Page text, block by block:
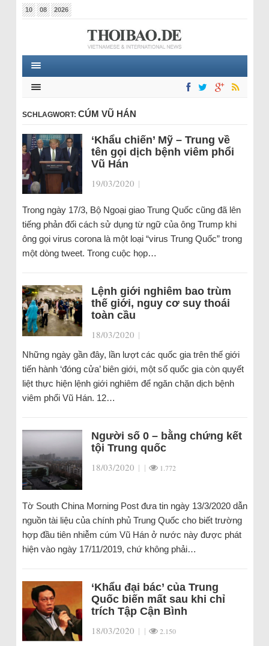
10 08 2026
SCHLAGWORT: CÚM VŨ HÁN
‘Khẩu chiến’ Mỹ – Trung về
tên gọi dịch bệnh viêm phổi
Vũ Hán
19/03/2020 |
Trong ngày 17/3, Bộ Ngoại giao Trung Quốc cũng đã lên
tiếng phản đối cách sử dụng từ ngữ của ông Trump khi
ông gọi virus corona là một loại “virus Trung Quốc” trong
một dòng tweet. Trong cuộc họp…
Lệnh giới nghiêm bao trùm
thế giới, nguy cơ suy thoái
toàn cầu
18/03/2020 |
Những ngày gần đây, lần lượt các quốc gia trên thế giới
tiến hành ‘đóng cửa’ biên giới, một số quốc gia còn quyết
liệt thực hiện lệnh giới nghiêm để ngăn chặn dịch bệnh
viêm phổi Vũ Hán. 12…
Người số 0 – bằng chứng kết
tội Trung quốc
18/03/2020 | | 1.772
Tờ South China Morning Post đưa tin ngày 13/3/2020 dẫn
nguồn tài liệu của chính phủ Trung Quốc cho biết trường
hợp đầu tiên nhiễm cúm Vũ Hán ở nước này được phát
hiện vào ngày 17/11/2019, chứ không phải…
‘Khẩu đại bác’ của Trung
Quốc biến mất sau khi chỉ
trích Tập Cận Bình
18/03/2020 | | 2.150